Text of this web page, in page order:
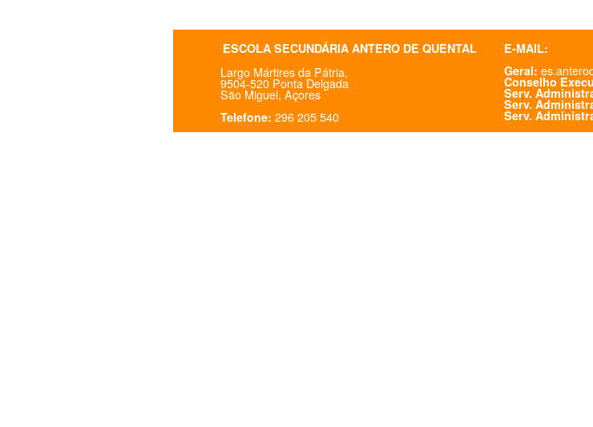
ESCOLA SECUNDÁRIA ANTERO DE QUENTAL
Largo Mártires da Pátria,
9504-520 Ponta Delgada
São Miguel, Açores
Telefone: 296 205 540
E-MAIL:
Geral:
Conselho
Serv.
Serv.
Serv.